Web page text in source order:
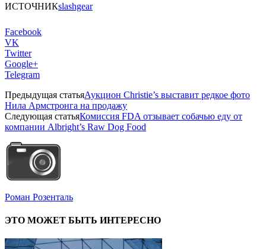
ИСТОЧНИКslashgear
Facebook
VK
Twitter
Google+
Telegram
Предыдущая статьяАукцион Christie’s выставит редкое фото
Нила Армстронга на продажу
Следующая статьяКомиссия FDA отзывает собачью еду от
компании Albright’s Raw Dog Food
Роман Розенталь
ЭТО МОЖЕТ БЫТЬ ИНТЕРЕСНО